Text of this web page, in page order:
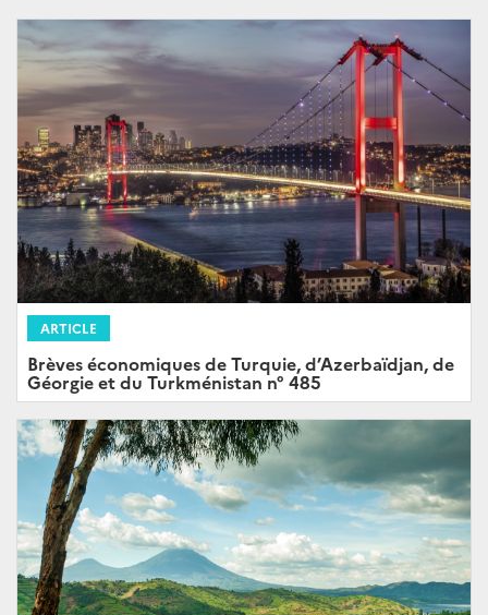
ARTICLE
Brèves économiques de Turquie, d’Azerbaïdjan, de
Géorgie et du Turkménistan n° 485